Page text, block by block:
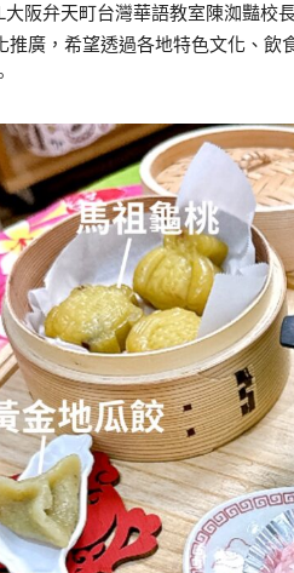
阪弁天町台灣華語教室陳洳豔校
推廣，希望透過各地特色文化、